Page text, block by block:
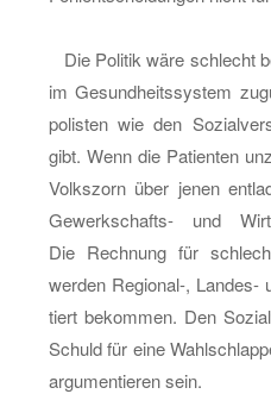
Die Po­li­tik wäre schlecht
im Ge­sund­heits­sys­tem
po­lis­ten wie den
gibt. Wenn die Pa­ti­en­ten
Volks­zorn über jenen
Ge­werk­schafts- und
Die Rech­nung für
wer­den Re­gio­nal-,
tiert be­kom­men. Den
Schuld für eine
ar­gu­men­tie­ren sein.